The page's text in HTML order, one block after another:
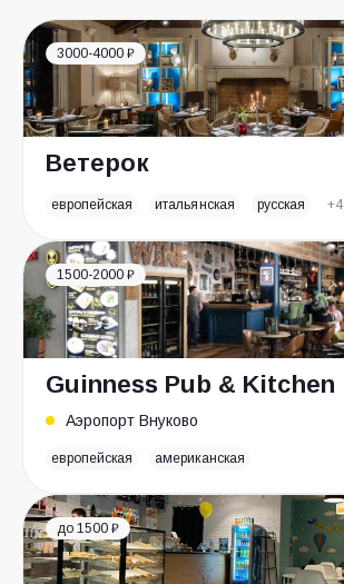
3000-4000 ₽
Ветерок
европейская итальянская русская +4
1500-2000 ₽
Guinness Pub & Kitchen
Аэропорт Внуково
европейская американская
до 1500 ₽